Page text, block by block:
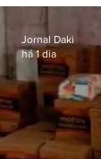
Jornal Daki
há 1 dia